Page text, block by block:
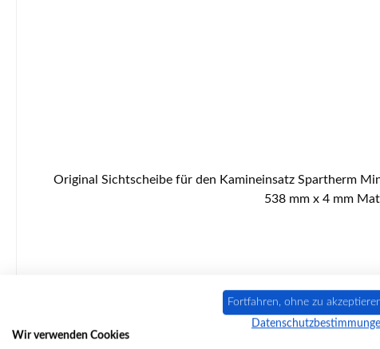
Original Sichtscheibe für den Kamineinsatz Spartherm Mini 2L-57-4S Spartherm Mini 2L-57-4S Sichtscheibe Eckdaten: Ofenglas, Schauglas Maße (B/L/H) 438,5/438,5 mm x
538 mm x 4 mm
Fortfahren, ohne zu
Wir verwenden Cookies